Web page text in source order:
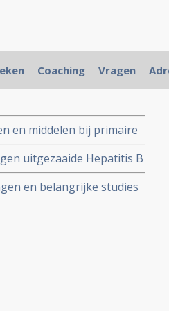
en middelen bij primaire
uitgezaaide Hepatitis B
Newcastle Disease Virus
en belangrijke studies
Coaching Vragen